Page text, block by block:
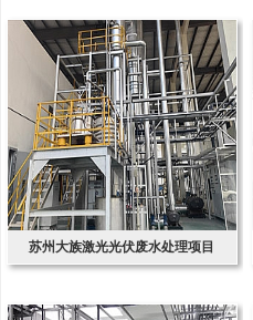
苏州大族激光光伏废水处理项目